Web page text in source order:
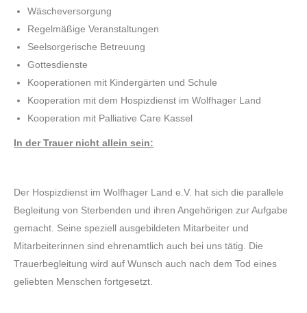
Wäscheversorgung
Regelmäßige Veranstaltungen
Seelsorgerische Betreuung
Gottesdienste
Kooperationen mit Kindergärten und Schule
Kooperation mit dem Hospizdienst im Wolfhager Land
Kooperation mit Palliative Care Kassel
In der Trauer nicht allein sein:
Der Hospizdienst im Wolfhager Land e.V. hat sich die parallele
Begleitung von Sterbenden und ihren Angehörigen zur Aufgabe
gemacht. Seine speziell ausgebildeten Mitarbeiter und
Mitarbeiterinnen sind ehrenamtlich auch bei uns tätig. Die
Trauerbegleitung wird auf Wunsch auch nach dem Tod eines
geliebten Menschen fortgesetzt.